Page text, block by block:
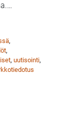
…
,
,
, uutisointi,